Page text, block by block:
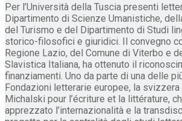
Per l’Università della Tuscia presenti
Dipartimento di Scienze Umanistiche,
del Turismo e del Dipartimento di Studi
storico-filosofici e giuridici. Il convegno
Regione Lazio, del Comune di Viterbo e
Slavistica Italiana, ha ottenuto il
finanziamenti. Uno da parte di una delle
Fondazioni letterarie europee, la svizzera
Michalski pour l’écriture et la littérature,
apprezzato l’internazionalità e la